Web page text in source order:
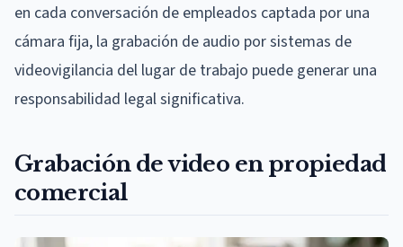
en cada conversación de empleados captada por una
cámara fija, la grabación de audio por sistemas de
videovigilancia del lugar de trabajo puede generar una
responsabilidad legal significativa.
Grabación de video en propiedad
comercial